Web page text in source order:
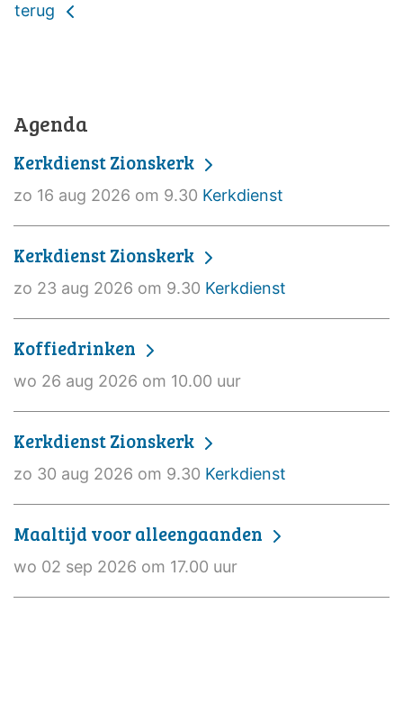
terug
Agenda
Kerkdienst Zionskerk
zo 16 aug 2026 om 9.30 Kerkdienst
Kerkdienst Zionskerk
zo 23 aug 2026 om 9.30 Kerkdienst
Koffiedrinken
wo 26 aug 2026 om 10.00 uur
Kerkdienst Zionskerk
zo 30 aug 2026 om 9.30 Kerkdienst
Maaltijd voor alleengaanden
wo 02 sep 2026 om 17.00 uur